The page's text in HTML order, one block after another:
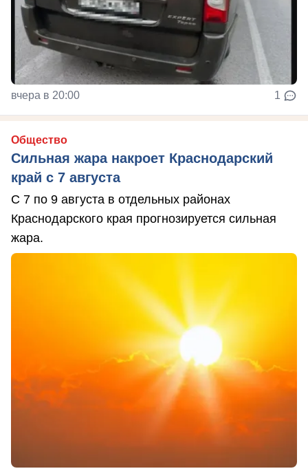
вчера в 20:00 1
Общество
Сильная жара накроет Краснодарский
край с 7 августа
С 7 по 9 августа в отдельных районах
Краснодарского края прогнозируется сильная
жара.